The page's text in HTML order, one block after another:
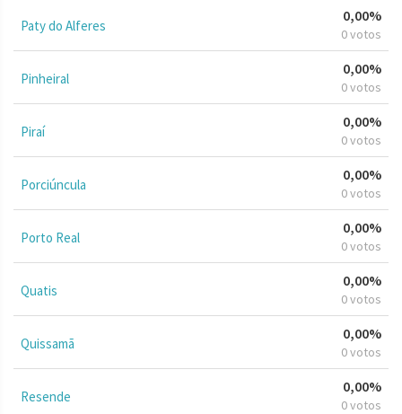
Paty do Alferes
0,00%
0 votos
Pinheiral
0,00%
0 votos
Piraí
0,00%
0 votos
Porciúncula
0,00%
0 votos
Porto Real
0,00%
0 votos
Quatis
0,00%
0 votos
Quissamã
0,00%
0 votos
Resende
0,00%
0 votos